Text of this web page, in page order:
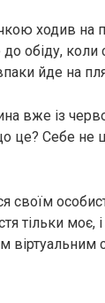
ходив на
обіду,
йде на
вже із
це? Себе
своїм
тільки
віртуальним